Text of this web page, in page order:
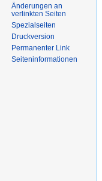
Änderungen an
verlinkten Seiten
Spezialseiten
Druckversion
Permanenter Link
Seiten­informationen